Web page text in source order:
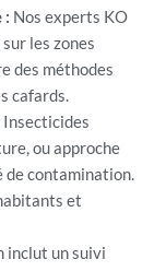
: Nos experts KO
les zones
des méthodes
cafards.
Insecticides
ou approche
de contamination.
et
inclut un suivi